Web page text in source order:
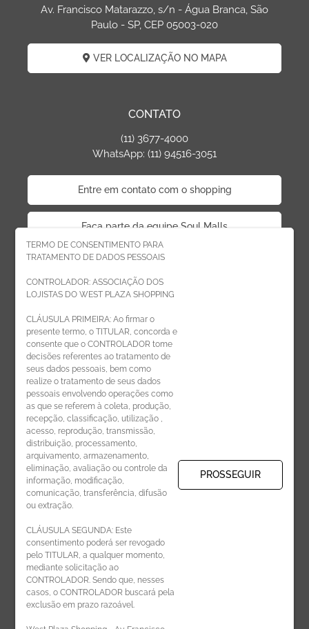
TERMO DE CONSENTIMENTO PARA
TRATAMENTO DE DADOS PESSOAIS
CONTROLADOR: ASSOCIAÇÃO DOS
LOJISTAS DO WEST PLAZA SHOPPING
CLÁUSULA PRIMEIRA: Ao firmar o
presente termo, o TITULAR, concorda e
consente que o CONTROLADOR tome
decisões referentes ao tratamento de
seus dados pessoais, bem como
realize o tratamento de seus dados
pessoais envolvendo operações como
as que se referem à coleta, produção,
recepção, classificação, utilização ,
acesso, reprodução, transmissão,
distribuição, processamento,
arquivamento, armazenamento,
eliminação, avaliação ou controle da
informação, modificação,
comunicação, transferência, difusão
ou extração.
CLÁUSULA SEGUNDA: Este
consentimento poderá ser revogado
pelo TITULAR, a qualquer momento,
mediante solicitação ao
CONTROLADOR. Sendo que, nesses
casos, o CONTROLADOR buscará pela
exclusão em prazo razoável.
PROSSEGUIR
Av. Francisco Matarazzo, s/n - Água Branca, São
Paulo - SP, CEP 05003-020
VER LOCALIZAÇÃO NO MAPA
CONTATO
(11) 3677-4000
WhatsApp: (11) 94516-3051
Entre em contato com o shopping
Faça parte da equipe Soul Malls
Faça parte da equipe West Plaza
Politica de privacidade
Código de Ética de Parceiros
CADASTRE-SE
Receba novidades por e-mail: